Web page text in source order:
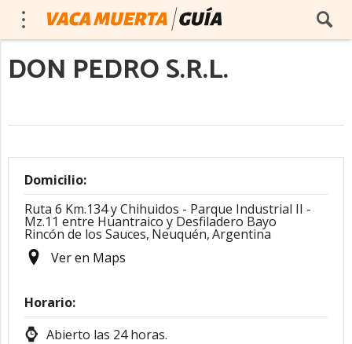
DON PEDRO S.R.L.
Domicilio:
Ruta 6 Km.134 y Chihuidos - Parque Industrial II -
Mz.11 entre Huantraico y Desfiladero Bayo
Rincón de los Sauces, Neuquén,Argentina
Ver en Maps
Horario:
Abierto las 24 horas.